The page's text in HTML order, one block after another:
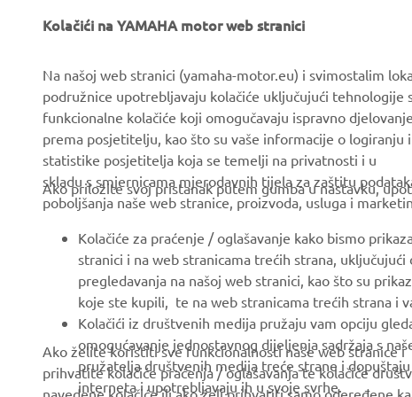
About us
Events
Press
Working at Yamaha
Become a Dealer
Human Rights Policy
Sustainability Basic Policy
Whistleblower Channel
eBike systems
Authorities & Police
Golfcourses
First responders
Robotics
Partnerships
Technical information for
independent dealers
Yamalube Safety Data
Kolačići na YAMAHA motor web stranici
Na našoj web stranici (yamaha-motor.eu) i svimostalim
podružnice upotrebljavaju kolačiće uključujući tehnologije
funkcionalne kolačiće koji omogučavaju ispravno
prema posjetitelju, kao što su vaše informacije o
statistike posjetitelja koja se temelji na privatnosti i u
skladu s smjernicama mjerodavnih tijela za zaštitu
poboljšanja naše web stranice, proizvoda, usluga i
Ako priložite svoj pristanak putem gumba u nastavku,
Kolačiće za praćenje / oglašavanje kako bismo
stranici i na web stranicama trećih strana,
pregledavanja na našoj web stranici, kao što su
koje ste kupili, te na web stranicama trećih strana i
Kolačići iz društvenih medija pružaju vam opciju
omogućavanje jednostavnog dijeljenja sadržaja s
pružatelja društvenih medija treće strane i
interneta i upotrebljavaju ih u svoje svrhe.
Ako želite koristiti sve funkcionalnosti naše web stranice
prihvatite kolačiće praćenja / oglašavanja te kolačiće
navedene kolačiće ili ako želi prihvatiti samo odeređene